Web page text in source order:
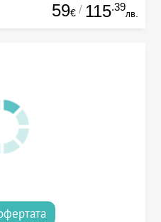
59€ / 115.39
лв.